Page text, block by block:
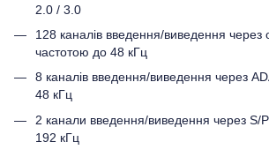
2.0 / 3.0
128 каналів введення/виведення через
частотою до 48 кГц
8 каналів введення/виведення через
48 кГц
2 канали введення/виведення через S/
192 кГц